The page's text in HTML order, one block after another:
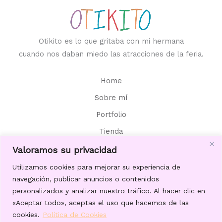
Valoramos su privacidad
Utilizamos cookies para mejorar su experiencia de
navegación, publicar anuncios o contenidos
personalizados y analizar nuestro tráfico. Al hacer clic en
«Aceptar todo», aceptas el uso que hacemos de las
cookies. Política de Cookies
Otikito es lo que gritaba con mi hermana
cuando nos daban miedo las atracciones de la feria.
Home
Sobre mí
Portfolio
Tienda
Contacto
Aviso Legal